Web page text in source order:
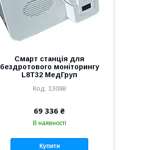
Смарт станція для
бездротового моніторингу
L8T32 МедГруп
13098
69 336 ₴
В наявності
Купити